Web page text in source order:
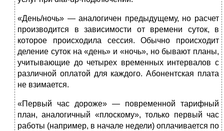
«День/ночь» — аналогичен предыдущему, но расчет
производится в зависимости от времени суток, в
которое происходила сессия. Обычно происходит
деление суток на «день» и «ночь», но бывают планы,
учитывающие до четырех временных интервалов с
различной оплатой для каждого. Абонентская плата
не взимается.
«Первый час дороже» — повременной тарифный
план, аналогичный «плоскому», только первый час
работы (например, в начале недели) оплачивается по